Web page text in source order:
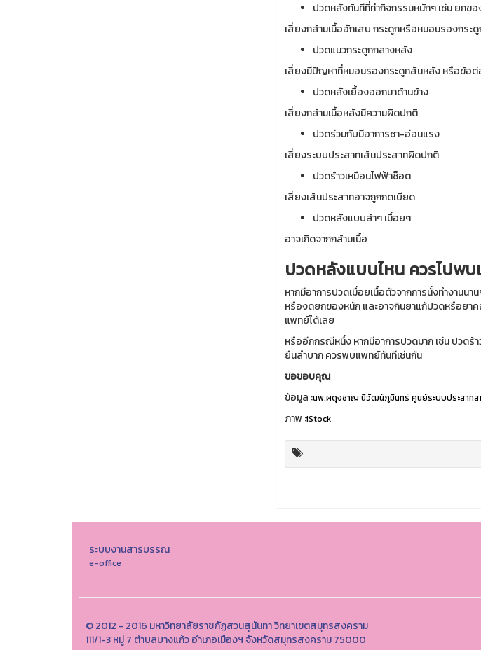
ปวดหลังทันทีที่ทำกิจกรรมหนักๆ เช่น ยกข
เสี่ยงกล้ามเนื้ออักเสบ กระดูกหรือหมอนรองกระ
ปวดแนวกระดูกกลางหลัง
เสี่ยงมีปัญหาที่หมอนรองกระดูกสันหลัง หรือข้อ
ปวดหลังเยื้องออกมาด้านข้าง
เสี่ยงกล้ามเนื้อหลังมีความผิดปกติ
ปวดร่วมกับมีอาการชา-อ่อนแรง
เสี่ยงระบบประสาทเส้นประสาทผิดปกติ
ปวดร้าวเหมือนไฟฟ้าช็อต
เสี่ยงเส้นประสาทอาจถูกกดเบียด
ปวดหลังแบบล้าๆ เมื่อยๆ
อาจเกิดจากกล้ามเนื้อ
ปวดหลังแบบไหน ควรไปพ
หากมีอาการปวดเมื่อยเนื้อตัวจากการนั่งทำงานน
หรืองดยกของหนัก และอาจกินยาแก้ปวดหรือยาค
แพทย์ได้เลย
หรืออีกกรณีหนึ่ง หากมีอาการปวดมาก เช่น ปวดร้
ยืนลำบาก ควรพบแพทย์ทันทีเช่นกัน
ขอขอบคุณ
ข้อมูล :นพ.ผดุงชาญ นิวัฒน์ภูมินทร์ ศูนย์ระบบประสาทส
ภาพ :iStock
ระบบงานสารบรรณ
e-office
© 2012 - 2016 มหาวิทยาลัยราชภัฏสวนสุนันทา วิทยาเขตสมุทรสงคราม
111/1-3 หมู่ 7 ตำบลบางแก้ว อำเภอเมืองฯ จังหวัดสมุทรสงคราม 75000